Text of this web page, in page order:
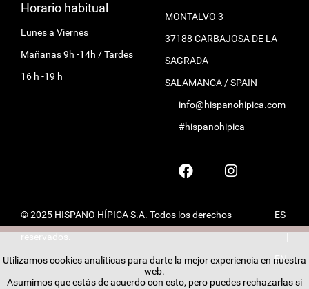
Horario habitual
Lunes a Viernes
Mañanas 9h -14h / Tardes
16 h -19 h
MONTALVO 3
37188 CARBAJOSA DE LA
SAGRADA
SALAMANCA / SPAIN
info@hispanohipica.com
#hispanohipica
© 2025 HISPANO HÍPICA S.A. Todos los derechos
reservados.
ES
EN
Utilizamos cookies analíticas para darte la mejor experiencia en nuestra
web.
Asumimos que estás de acuerdo con esto, pero puedes rechazarlas si